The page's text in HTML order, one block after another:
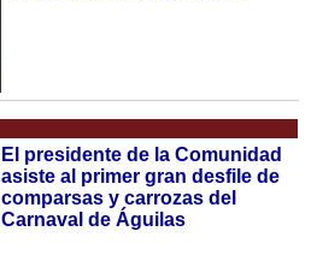
El presidente de la Comunidad
asiste al primer gran desfile de
comparsas y carrozas del
Carnaval de Águilas